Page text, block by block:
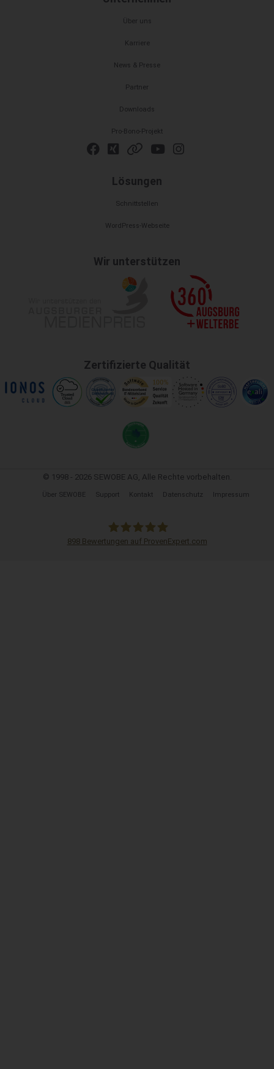
Über uns
Karriere
News & Presse
Partner
Downloads
Pro-Bono-Projekt
Lösungen
Schnittstellen
WordPress-Webseite
Wir unterstützen
Zertifizierte Qualität
© 1998 - 2026 SEWOBE AG, Alle Rechte vorbehalten.
Über SEWOBE Support Kontakt Datenschutz Impressum
898Bewertungen auf ProvenExpert.com